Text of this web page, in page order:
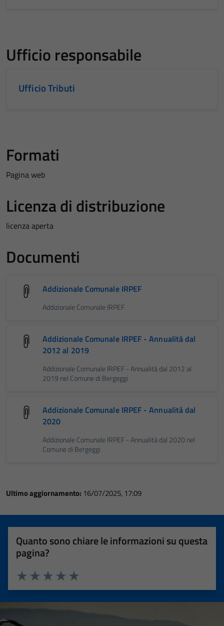
Ufficio responsabile
Ufficio Tributi
Formati
Pagina web
Licenza di distribuzione
licenza aperta
Documenti
Addizionale Comunale IRPEF
Addizionale Comunale IRPEF
Addizionale Comunale IRPEF - Annualità dal
2012 al 2019
Addizionale Comunale IRPEF - Annualità dal 2012 al
2019 nel Comune di Bergeggi
Addizionale Comunale IRPEF - Annualità dal
2020
Addizionale Comunale IRPEF - Annualità dal 2020 nel
Comune di Bergeggi
Ultimo aggiornamento: 16/07/2025, 17:09
Quanto sono chiare le informazioni su questa
pagina?
Valuta 5 stelle su 5
Valuta 4 stelle su 5
Valuta 3 stelle su 5
Valuta 2 stelle su 5
Valuta 1 stelle su 5